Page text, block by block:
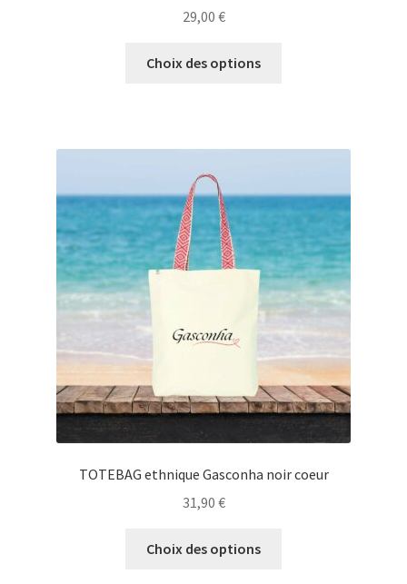
29,00 €
Choix des options
options
peuvent
être
choisies
sur
produit
TOTEBAG ethnique Gasconha noir coeur
31,90 €
Choix des options